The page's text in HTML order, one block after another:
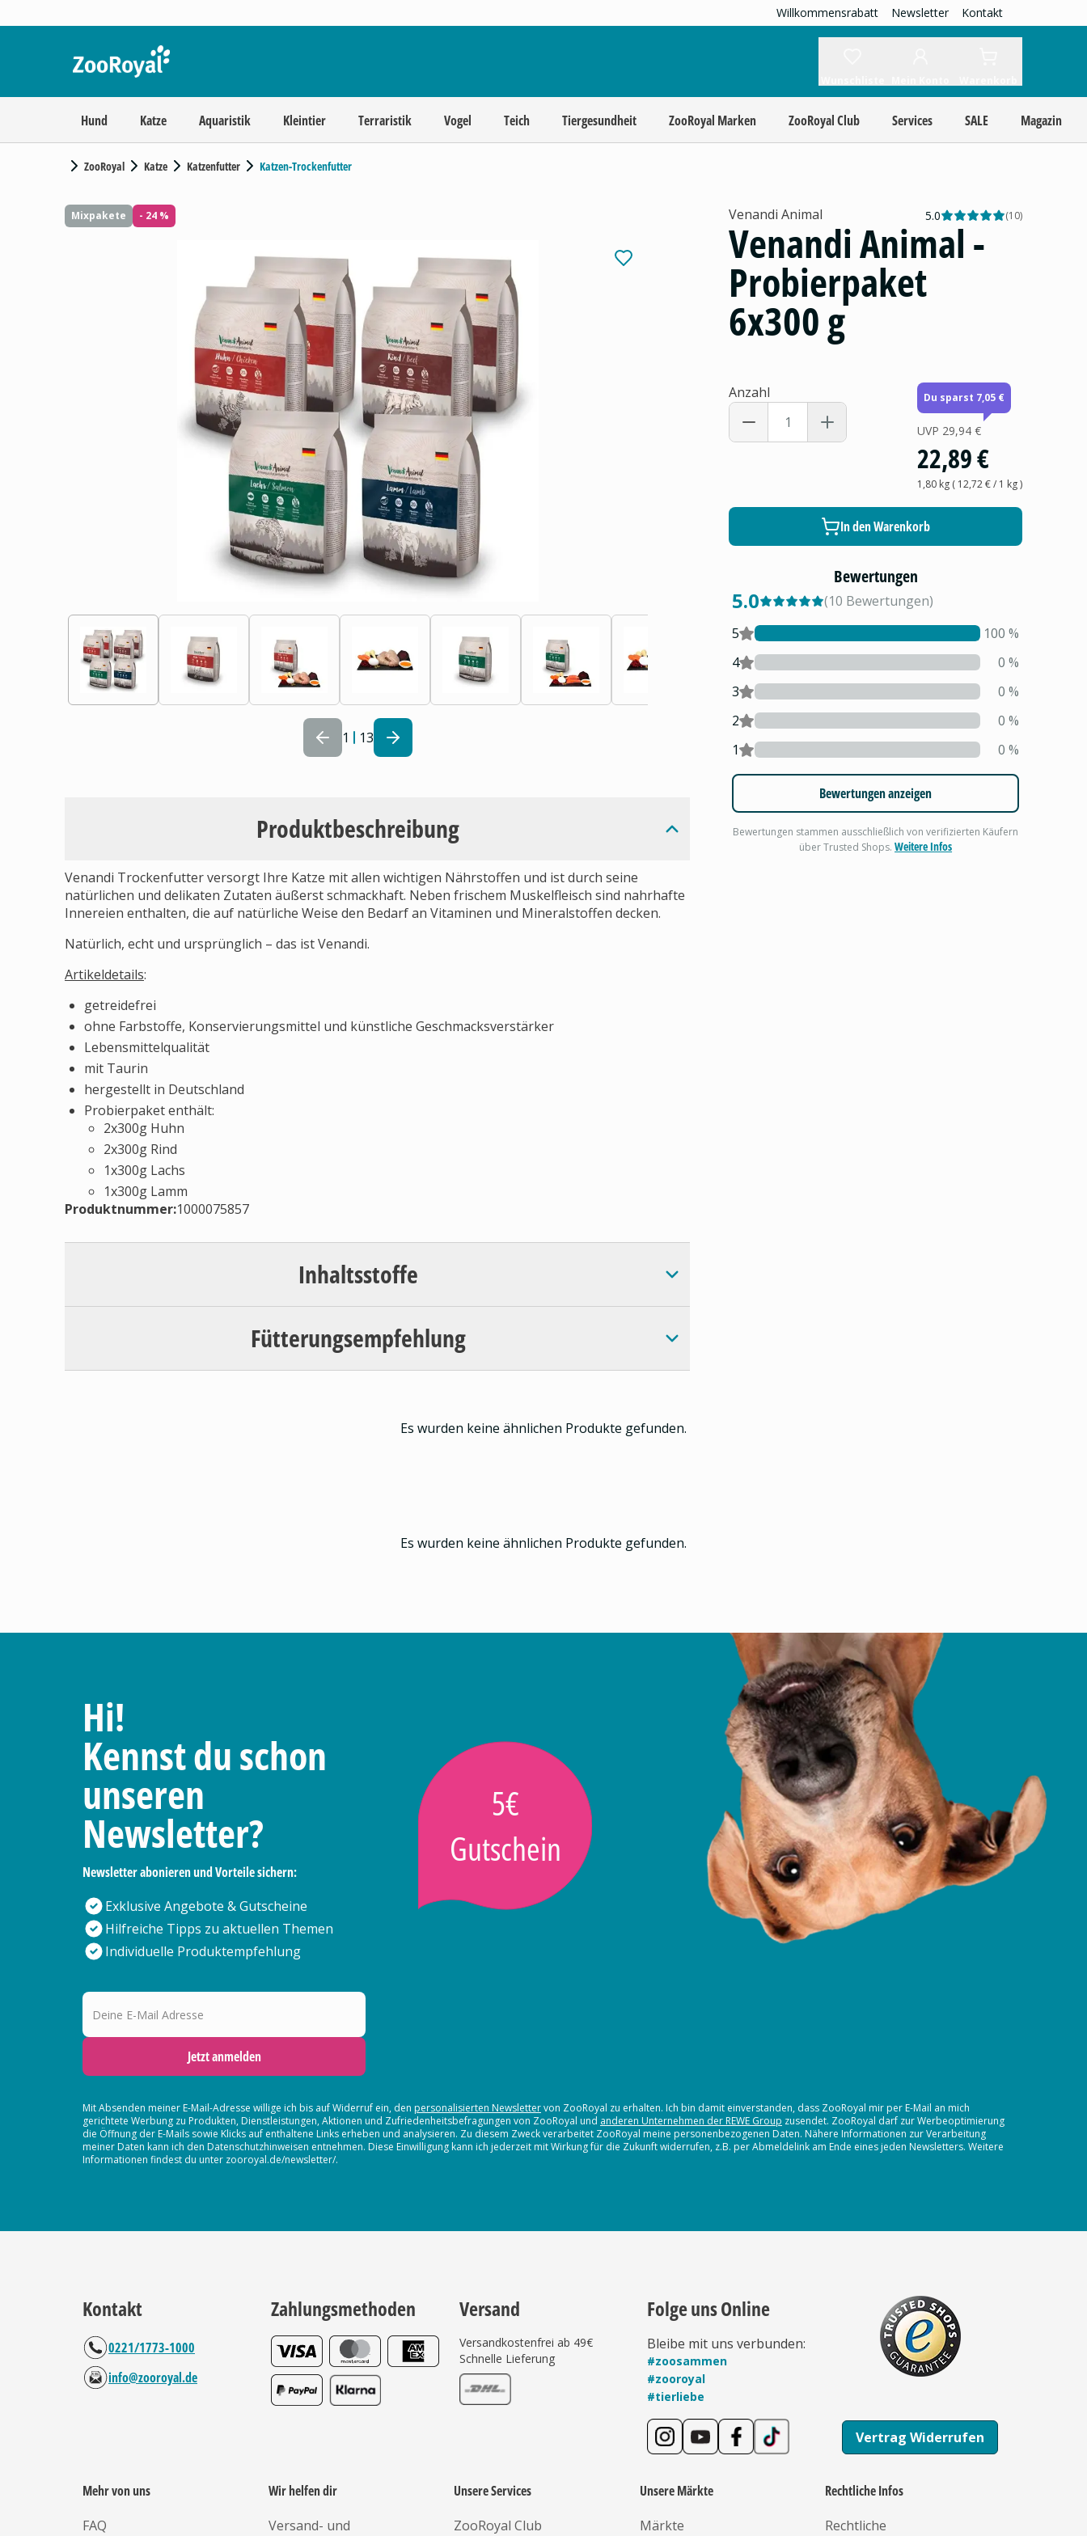
Willkommensrabatt Newsletter Kontakt
Hund Katze Aquaristik Kleintier Terraristik Vogel Teich Tiergesundheit ZooRoyal Marken ZooRoyal Club Services SALE Magazin
ZooRoyal Katze Katzenfutter Katzen-Trockenfutter
Mixpakete - 24 %
1 13
Produktbeschreibung
Venandi Trockenfutter versorgt Ihre Katze mit allen wichtigen Nährstoffen und ist durch seine
natürlichen und delikaten Zutaten äußerst schmackhaft. Neben frischem Muskelfleisch sind nahrhafte
Innereien enthalten, die auf natürliche Weise den Bedarf an Vitaminen und Mineralstoffen decken.
Natürlich, echt und ursprünglich – das ist Venandi.
Artikeldetails:
getreidefrei
ohne Farbstoffe, Konservierungsmittel und künstliche Geschmacksverstärker
Lebensmittelqualität
mit Taurin
hergestellt in Deutschland
Probierpaket enthält:
2x300g Huhn
2x300g Rind
1x300g Lachs
1x300g Lamm
Produktnummer:1000075857
Inhaltsstoffe
Fütterungsempfehlung
Venandi Animal 5.0 (10)
Venandi Animal -
Probierpaket
6x300 g
Anzahl Du sparst 7,05 €
UVP 29,94 €
22,89 €
1,80 kg( 12,72 €/ 1 kg)
In den Warenkorb
Bewertungen
5.0 (10 Bewertungen)
5
100 %
4
0 %
3
0 %
2
0 %
1
0 %
Bewertungen anzeigen
Bewertungen stammen ausschließlich von verifizierten Käufern
über Trusted Shops.Weitere Infos
Es wurden keine ähnlichen Produkte gefunden.
Es wurden keine ähnlichen Produkte gefunden.
Hi!
Kennst du schon
unseren
Newsletter?
Newsletter abonieren und Vorteile sichern:
Exklusive Angebote & Gutscheine
Hilfreiche Tipps zu aktuellen Themen
Individuelle Produktempfehlung
5€
Gutschein
Deine E-Mail Adresse
Jetzt anmelden
Mit Absenden meiner E-Mail-Adresse willige ich bis auf Widerruf ein, den personalisierten Newslettervon ZooRoyal zu erhalten. Ich bin damit einverstanden, dass ZooRoyal mir per E-Mail an mich
gerichtete Werbung zu Produkten, Dienstleistungen, Aktionen und Zufriedenheitsbefragungen von ZooRoyal und anderen Unternehmen der REWE Group zusendet. ZooRoyal darf zur Werbeoptimierung
die Öffnung der E-Mails sowie Klicks auf enthaltene Links erheben und analysieren. Zu diesem Zweck verarbeitet ZooRoyal meine personenbezogenen Daten. Nähere Informationen zur Verarbeitung
meiner Daten kann ich den Datenschutzhinweisen entnehmen. Diese Einwilligung kann ich jederzeit mit Wirkung für die Zukunft widerrufen, z.B. per Abmeldelink am Ende eines jeden Newsletters. Weitere
Informationen findest du unter zooroyal.de/newsletter/.
Kontakt
0221/1773-1000
info@zooroyal.de
Zahlungsmethoden Versand
Versandkostenfrei ab 49€
Schnelle Lieferung
Folge uns Online
Bleibe mit uns verbunden:
#zoosammen
#zooroyal
#tierliebe
Vertrag Widerrufen
Mehr von uns
FAQ
Wir helfen dir
Versand- und
Unsere Services
ZooRoyal Club
Unsere Märkte
Märkte
Rechtliche Infos
Rechtliche